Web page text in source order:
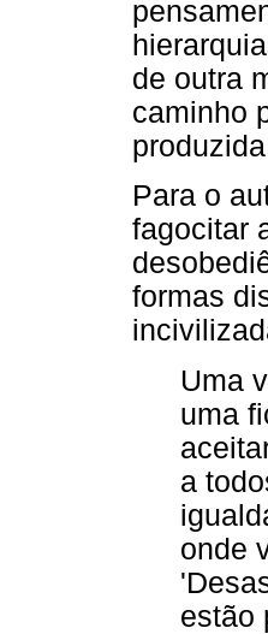
de outra
caminho
Para o
fagocitar
formas
Uma
uma
a
onde
estão